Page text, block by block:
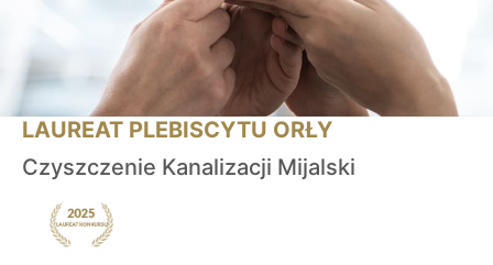
LAUREAT PLEBISCYTU ORŁY
Czyszczenie Kanalizacji Mijalski